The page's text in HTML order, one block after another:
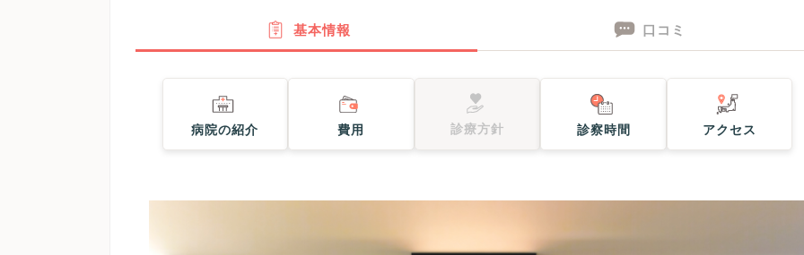
基本情報 口コミ
病院の紹介 費用 診療方針 診察時間 アクセス